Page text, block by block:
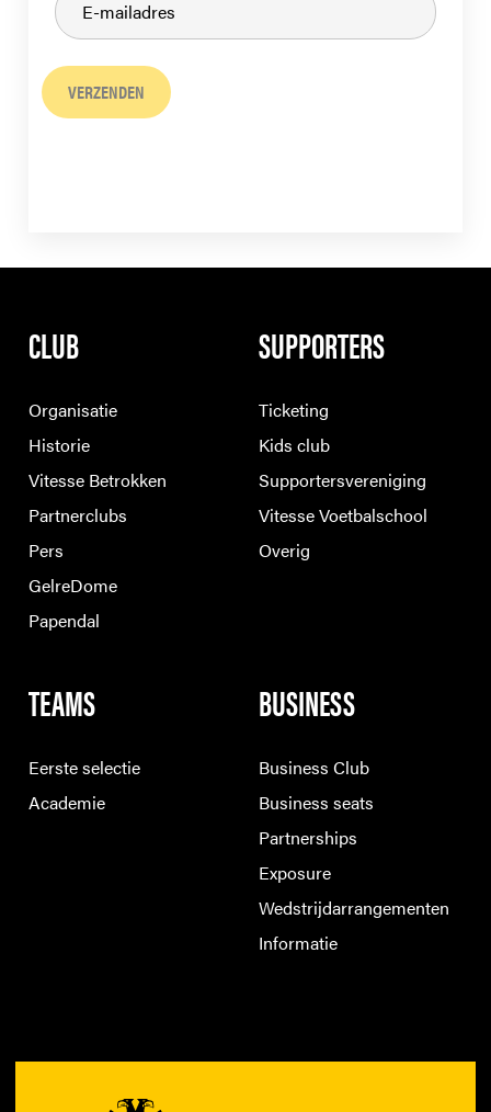
VERZENDEN
CLUB
Organisatie
Historie
Vitesse Betrokken
Partnerclubs
Pers
GelreDome
Papendal
SUPPORTERS
Ticketing
Kids club
Supportersvereniging
Vitesse Voetbalschool
Overig
TEAMS
Eerste selectie
Academie
BUSINESS
Business Club
Business seats
Partnerships
Exposure
Wedstrijdarrangementen
Informatie